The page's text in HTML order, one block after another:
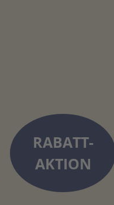
RABATT-
AKTION